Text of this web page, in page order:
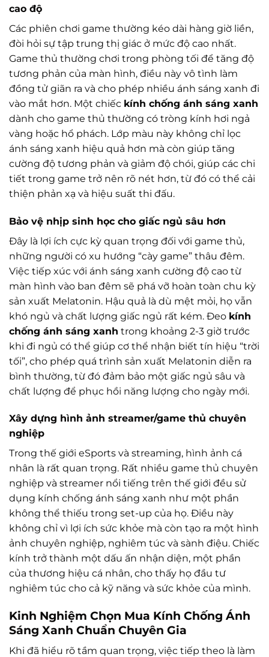
cao độ
Các phiên chơi game thường kéo dài hàng giờ liền,
đòi hỏi sự tập trung thị giác ở mức độ cao nhất.
Game thủ thường chơi trong phòng tối để tăng độ
tương phản của màn hình, điều này vô tình làm
đồng tử giãn ra và cho phép nhiều ánh sáng xanh đi
vào mắt hơn. Một chiếc kính chống ánh sáng xanh
dành cho game thủ thường có tròng kính hơi ngả
vàng hoặc hổ phách. Lớp màu này không chỉ lọc
ánh sáng xanh hiệu quả hơn mà còn giúp tăng
cường độ tương phản và giảm độ chói, giúp các chi
tiết trong game trở nên rõ nét hơn, từ đó có thể cải
thiện phản xạ và hiệu suất thi đấu.
Bảo vệ nhịp sinh học cho giấc ngủ sâu hơn
Đây là lợi ích cực kỳ quan trọng đối với game thủ,
những người có xu hướng “cày game” thâu đêm.
Việc tiếp xúc với ánh sáng xanh cường độ cao từ
màn hình vào ban đêm sẽ phá vỡ hoàn toàn chu kỳ
sản xuất Melatonin. Hậu quả là dù mệt mỏi, họ vẫn
khó ngủ và chất lượng giấc ngủ rất kém. Đeo kính
chống ánh sáng xanh trong khoảng 2-3 giờ trước
khi đi ngủ có thể giúp cơ thể nhận biết tín hiệu “trời
tối”, cho phép quá trình sản xuất Melatonin diễn ra
bình thường, từ đó đảm bảo một giấc ngủ sâu và
chất lượng để phục hồi năng lượng cho ngày mới.
Xây dựng hình ảnh streamer/game thủ chuyên
nghiệp
Trong thế giới eSports và streaming, hình ảnh cá
nhân là rất quan trọng. Rất nhiều game thủ chuyên
nghiệp và streamer nổi tiếng trên thế giới đều sử
dụng kính chống ánh sáng xanh như một phần
không thể thiếu trong set-up của họ. Điều này
không chỉ vì lợi ích sức khỏe mà còn tạo ra một hình
ảnh chuyên nghiệp, nghiêm túc và sành điệu. Chiếc
kính trở thành một dấu ấn nhận diện, một phần
của thương hiệu cá nhân, cho thấy họ đầu tư
nghiêm túc cho cả kỹ năng và sức khỏe của mình.
Kinh Nghiệm Chọn Mua Kính Chống Ánh
Sáng Xanh Chuẩn Chuyên Gia
Khi đã hiểu rõ tầm quan trọng, việc tiếp theo là làm